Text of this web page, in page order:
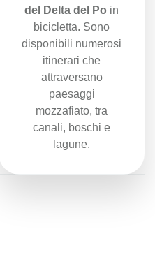
del Delta del Po in
bicicletta. Sono
disponibili numerosi
itinerari che
attraversano
paesaggi
mozzafiato, tra
canali, boschi e
lagune.